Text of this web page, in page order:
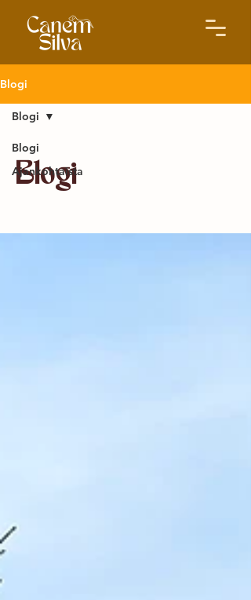
Blogi
Blogi
Ajankohtaista
Blogi
Blogi